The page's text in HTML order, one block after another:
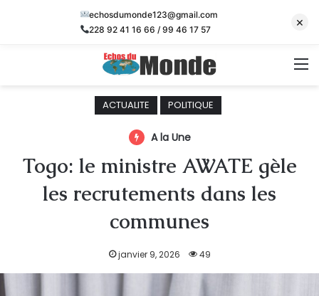
ACTUALITE POLITIQUE
A la Une
Togo: le ministre AWATE gèle
les recrutements dans les
communes
janvier 9, 2026 49
echosdumonde123@gmail.com
228 92 41 16 66 / 99 46 17 57
×